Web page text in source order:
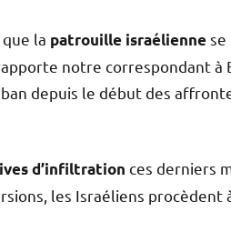
la patrouille israéliennese
notre correspondant à
depuis le début des
d’infiltration ces derniers
les Israéliens procèdent